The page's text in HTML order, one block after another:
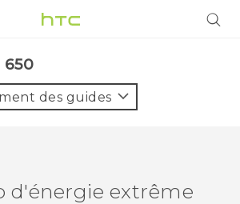
650‎
des guides
d'énergie extrême